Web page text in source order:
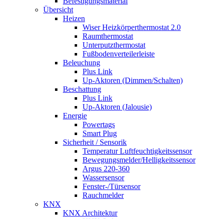
Übersicht
Heizen
Wiser Heizkörperthermostat 2.0
Raumthermostat
Unterputzthermostat
Fußbodenverteilerleiste
Beleuchung
Plus Link
Up-Aktoren (Dimmen/Schalten)
Beschattung
Plus Link
Up-Aktoren (Jalousie)
Energie
Powertags
Smart Plug
Sicherheit / Sensorik
Temperatur Luftfeuchtigkeitssensor
Bewegungsmelder/Helligkeitssensor
Argus 220-360
Wassersensor
Fenster-/Türsensor
Rauchmelder
KNX
KNX Architektur